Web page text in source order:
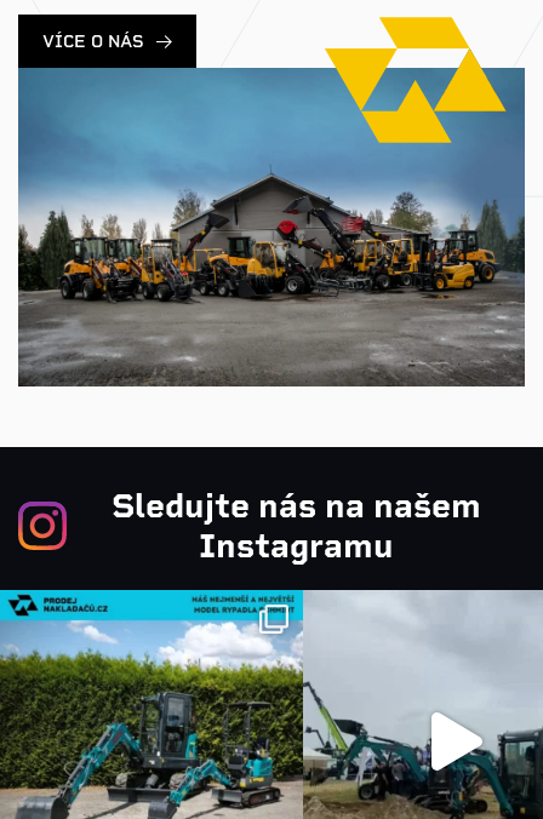
VÍCE O NÁS
Sledujte nás na našem
Instagramu